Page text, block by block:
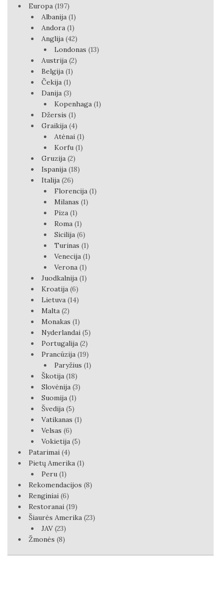
Europa (197)
Albanija (1)
Andora (1)
Anglija (42)
Londonas (13)
Austrija (2)
Belgija (1)
Čekija (1)
Danija (3)
Kopenhaga (1)
Džersis (1)
Graikija (4)
Atėnai (1)
Korfu (1)
Gruzija (2)
Ispanija (18)
Italija (26)
Florencija (1)
Milanas (1)
Piza (1)
Roma (1)
Sicilija (6)
Turinas (1)
Venecija (1)
Verona (1)
Juodkalnija (1)
Kroatija (6)
Lietuva (14)
Malta (2)
Monakas (1)
Nyderlandai (5)
Portugalija (2)
Prancūzija (19)
Paryžius (1)
Škotija (18)
Slovėnija (3)
Suomija (1)
Švedija (5)
Vatikanas (1)
Velsas (6)
Vokietija (5)
Patarimai (4)
Pietų Amerika (1)
Peru (1)
Rekomendacijos (8)
Renginiai (6)
Restoranai (19)
Šiaurės Amerika (23)
JAV(23)
Žmonės (8)